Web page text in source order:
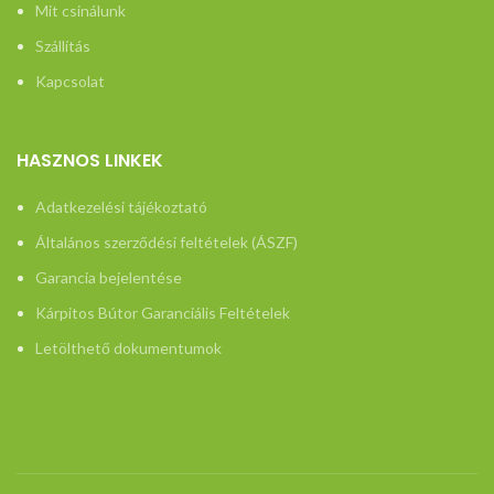
Mit csinálunk
Szállítás
Kapcsolat
HASZNOS LINKEK
Adatkezelési tájékoztató
Általános szerződési feltételek (ÁSZF)
Garancia bejelentése
Kárpitos Bútor Garanciális Feltételek
Letölthető dokumentumok